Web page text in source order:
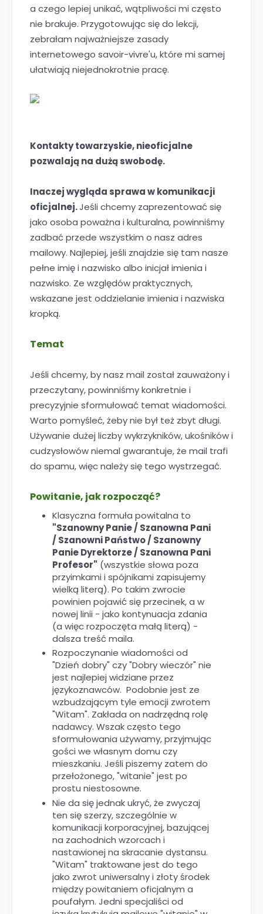
a czego lepiej unikać, wątpliwości mi często
nie brakuje. Przygotowując się do lekcji,
zebrałam najważniejsze zasady
internetowego savoir-vivre'u, które mi samej
ułatwiają niejednokrotnie pracę.
Kontakty towarzyskie, nieoficjalne
pozwalają na dużą swobodę.
Inaczej wygląda sprawa w komunikacji
oficjalnej.Jeśli chcemy zaprezentować się
jako osoba poważna i kulturalna, powinniśmy
zadbać przede wszystkim o nasz adres
mailowy. Najlepiej, jeśli znajdzie się tam nasze
pełne imię i nazwisko albo inicjał imienia i
nazwisko. Ze względów praktycznych,
wskazane jest oddzielanie imienia i nazwiska
kropką.
Temat
Jeśli chcemy, by nasz mail został zauważony i
przeczytany, powinniśmy konkretnie i
precyzyjnie sformułować temat wiadomości.
Warto pomyśleć, żeby nie był też zbyt długi.
Używanie dużej liczby wykrzykników, ukośników i
cudzysłowów niemal gwarantuje, że mail trafi
do spamu, więc należy się tego wystrzegać.
Powitanie, jak rozpocząć?
Klasyczna formuła powitalna to
"Szanowny Panie / Szanowna Pani
/ Szanowni Państwo / Szanowny
Panie Dyrektorze / Szanowna Pani
Profesor" (wszystkie słowa poza
przyimkami i spójnikami zapisujemy
wielką literą). Po takim zwrocie
powinien pojawić się przecinek, a w
nowej linii - jako kontynuacja zdania
(a więc rozpoczęta małą literą) -
dalsza treść maila.
Rozpoczynanie wiadomości od
"Dzień dobry" czy "Dobry wieczór" nie
jest najlepiej widziane przez
językoznawców. Podobnie jest ze
wzbudzającym tyle emocji zwrotem
"Witam". Zakłada on nadrzędną rolę
nadawcy. Wszak często tego
sformułowania używamy, przyjmując
gości we własnym domu czy
mieszkaniu. Jeśli piszemy zatem do
przełożonego, "witanie" jest po
prostu niestosowne.
Nie da się jednak ukryć, że zwyczaj
ten się szerzy, szczególnie w
komunikacji korporacyjnej, bazującej
na zachodnich wzorcach i
nastawionej na skracanie dystansu.
"Witam" traktowane jest do tego
jako zwrot uniwersalny i złoty środek
między powitaniem oficjalnym a
poufałym. Jedni specjaliści od